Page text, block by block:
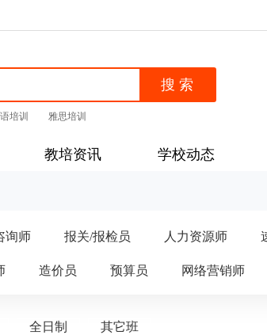
培训 雅思培训
教培资讯 学校动态
询师 报关/报检员 人力资源师
造价员 预算员 网络营销师
全日制 其它班